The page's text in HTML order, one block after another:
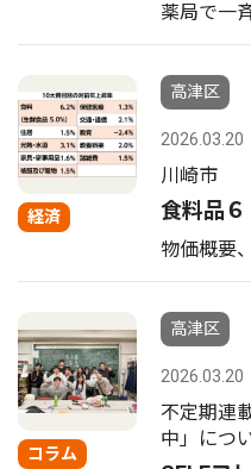
薬局で一
経済
高津区
2026.03.20
川崎市
食料品
物価概要
コラム
高津区
2026.03.20
不定期連
中」につ